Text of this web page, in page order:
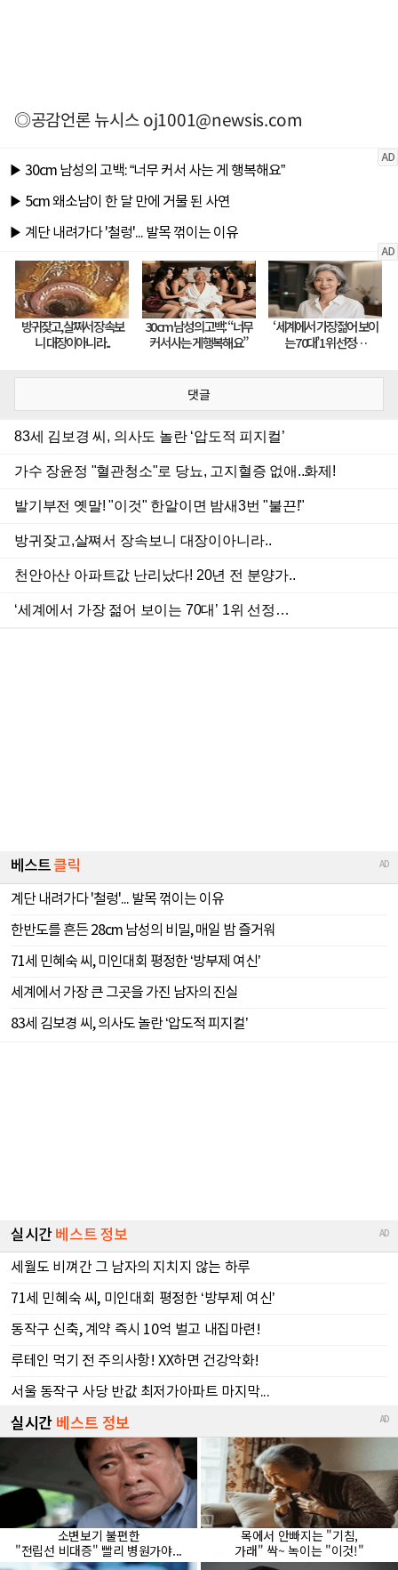
◎공감언론 뉴시스oj1001@newsis.com
댓글